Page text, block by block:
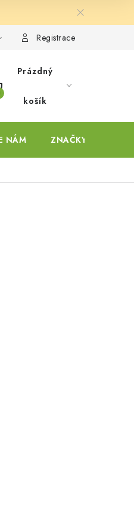
Registrace
Prázdný
košík
NÁM ZNAČKY